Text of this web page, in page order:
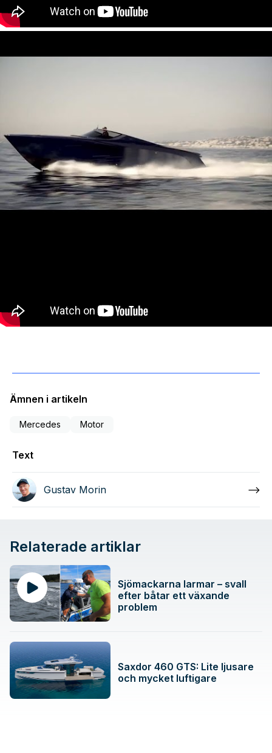
Ämnen i artikeln
Mercedes Motor
Text
Gustav Morin
Relaterade artiklar
Sjömackarna larmar – svall
efter båtar ett växande
problem
Saxdor 460 GTS: Lite ljusare
och mycket luftigare